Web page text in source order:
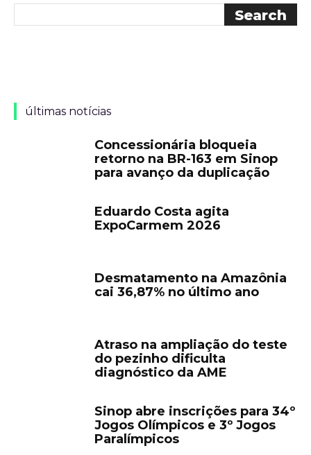
últimas notícias
Concessionária bloqueia
retorno na BR-163 em Sinop
para avanço da duplicação
Eduardo Costa agita
ExpoCarmem 2026
Desmatamento na Amazônia
cai 36,87% no último ano
Atraso na ampliação do teste
do pezinho dificulta
diagnóstico da AME
Sinop abre inscrições para 34º
Jogos Olímpicos e 3º Jogos
Paralímpicos